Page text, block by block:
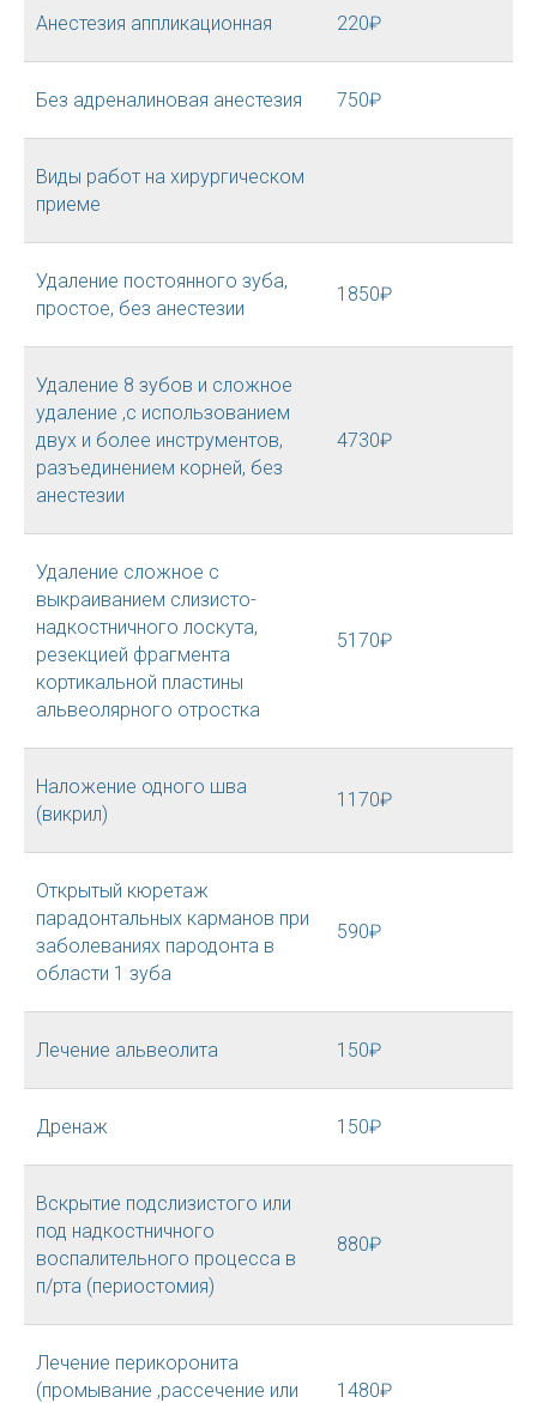
Анестезия аппликационная 220₽
Без адреналиновая анестезия 750₽
Виды работ на хирургическом
приеме
Удаление постоянного зуба,
простое, без анестезии
1850₽
Удаление 8 зубов и сложное
удаление ,с использованием
двух и более инструментов,
разъединением корней, без
анестезии
4730₽
Удаление сложное с
выкраиванием слизисто-
надкостничного лоскута,
резекцией фрагмента
кортикальной пластины
альвеолярного отростка
5170₽
Наложение одного шва
(викрил)
1170₽
Открытый кюретаж
парадонтальных карманов при
заболеваниях пародонта в
области 1 зуба
590₽
Лечение альвеолита 150₽
Дренаж 150₽
Вскрытие подслизистого или
под надкостничного
воспалительного процесса в
п/рта (периостомия)
880₽
Лечение перикоронита
(промывание ,рассечение или
1480₽